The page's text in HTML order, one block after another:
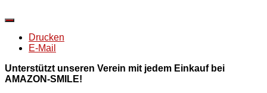
Drucken
E-Mail
Unterstützt unseren Verein mit jedem Einkauf bei
AMAZON-SMILE!